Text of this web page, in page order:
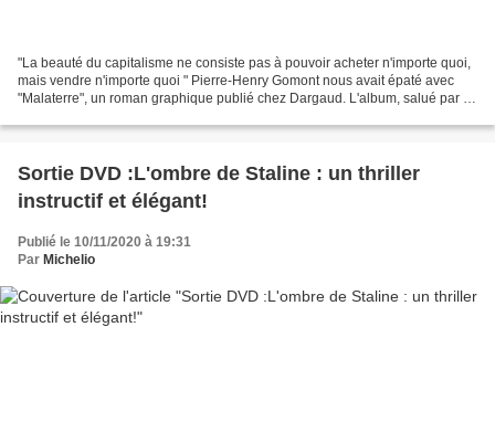
"La beauté du capitalisme ne consiste pas à pouvoir acheter n'importe quoi,
mais vendre n'importe quoi " Pierre-Henry Gomont nous avait épaté avec
"Malaterre", un roman graphique publié chez Dargaud. L'album, salué par la
Sortie DVD :L'ombre de Staline : un thriller
instructif et élégant!
Publié le 10/11/2020 à 19:31
Par Michelio